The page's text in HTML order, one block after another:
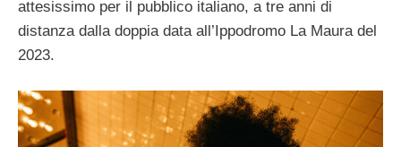
attesissimo per il pubblico italiano, a tre anni di
distanza dalla doppia data all’Ippodromo La Maura del
2023.